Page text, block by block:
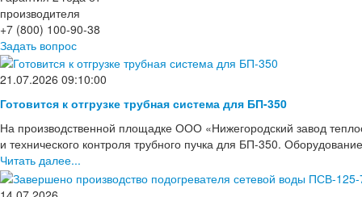
производителя
+7 (800) 100-90-38
Задать вопрос
21.07.2026 09:10:00
Готовится к отгрузке трубная система для БП-350
На производственной площадке ООО «Нижегородский завод
и технического контроля трубного пучка для БП-350.
Читать далее...